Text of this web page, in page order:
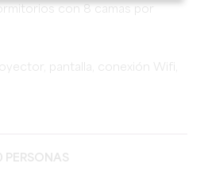
con 8 camas por
pantalla, conexión Wifi,
PERSONAS